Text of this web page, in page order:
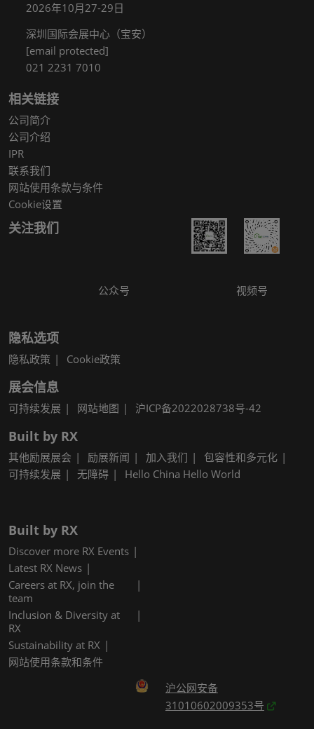
2026年10月27-29日
深圳国际会展中心（宝安）
[email protected]
021 2231 7010
相关链接
公司简介
公司介绍
IPR
联系我们
网站使用条款与条件
Cookie设置
关注我们
公众号 视频号
隐私选项
隐私政策 Cookie政策
展会信息
可持续发展 网站地图 沪ICP备2022028738号-42
Built by RX
其他励展展会 励展新闻 加入我们
包容性和多元化
可持续发展
无障碍 Hello China Hello World
Built by RX
Discover more RX Events
Latest RX News
Careers at RX, join the
team
Inclusion & Diversity at
RX
Sustainability at RX
网站使用条款和条件
沪公网安备
31010602009353号